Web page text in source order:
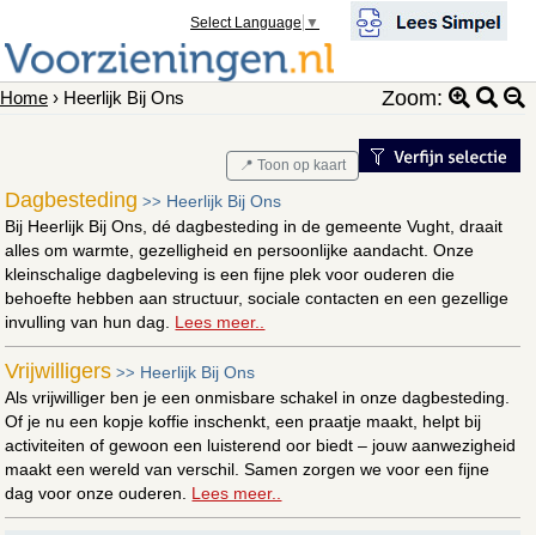
Select Language ▼
Home › Heerlijk Bij Ons Zoom:
📍 Toon op kaart
Dagbesteding >> Heerlijk Bij Ons
Bij Heerlijk Bij Ons, dé dagbesteding in de gemeente Vught, draait
alles om warmte, gezelligheid en persoonlijke aandacht. Onze
kleinschalige dagbeleving is een fijne plek voor ouderen die
behoefte hebben aan structuur, sociale contacten en een gezellige
invulling van hun dag. Lees meer..
Vrijwilligers >> Heerlijk Bij Ons
Als vrijwilliger ben je een onmisbare schakel in onze dagbesteding.
Of je nu een kopje koffie inschenkt, een praatje maakt, helpt bij
activiteiten of gewoon een luisterend oor biedt – jouw aanwezigheid
maakt een wereld van verschil. Samen zorgen we voor een fijne
dag voor onze ouderen. Lees meer..